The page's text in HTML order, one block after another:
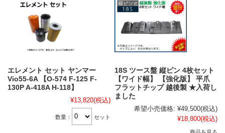
エレメント セット ヤンマー
Vio55-6A 【O-574 F-125 F-
130P A-418A H-118】
¥13,820(税込)
数量： セット
18S ツース盤 縦ピン 4枚セット
【ワイド幅】 【強化版】 平爪
フラットチップ 越後製 ★入荷し
ました
希望小売価格: ¥49,500(税込)
¥18,800(税込)